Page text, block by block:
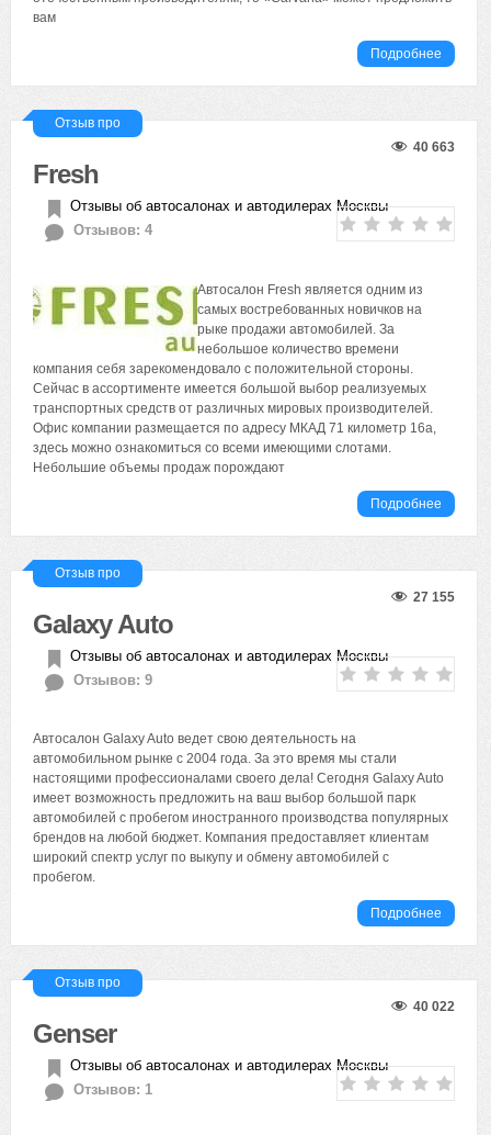
вам
Подробнее
Отзыв про
40 663
Fresh
Отзывы об автосалонах и автодилерах Москвы
Отзывов: 4
Автосалон Fresh является одним из
самых востребованных новичков на
рыке продажи автомобилей. За
небольшое количество времени
компания себя зарекомендовало с положительной стороны.
Сейчас в ассортименте имеется большой выбор реализуемых
транспортных средств от различных мировых производителей.
Офис компании размещается по адресу МКАД 71 километр 16а,
здесь можно ознакомиться со всеми имеющими слотами.
Небольшие объемы продаж порождают
Подробнее
Отзыв про
27 155
Galaxy Auto
Отзывы об автосалонах и автодилерах Москвы
Отзывов: 9
Автосалон Galaxy Auto ведет свою деятельность на
автомобильном рынке с 2004 года. За это время мы стали
настоящими профессионалами своего дела! Сегодня Galaxy Auto
имеет возможность предложить на ваш выбор большой парк
автомобилей с пробегом иностранного производства популярных
брендов на любой бюджет. Компания предоставляет клиентам
широкий спектр услуг по выкупу и обмену автомобилей с
пробегом.
Подробнее
Отзыв про
40 022
Genser
Отзывы об автосалонах и автодилерах Москвы
Отзывов: 1